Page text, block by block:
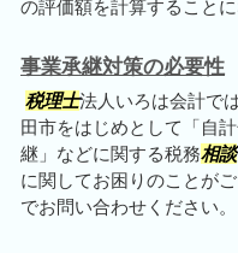
の評価額を計算することに
事業承継対策の必要性
税理士法人いろは会計で
田市をはじめとして「自
継」などに関する税務相談
に関してお困りのことが
でお問い合わせください。